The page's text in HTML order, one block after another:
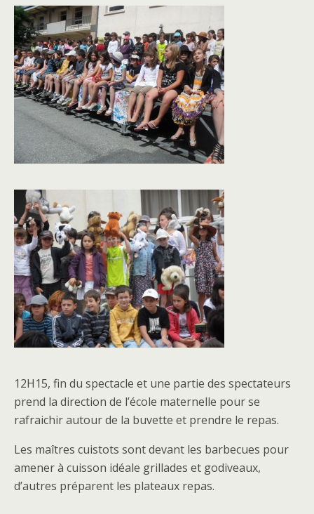
12H15, fin du spectacle et une partie des spectateurs
prend la direction de l’école maternelle pour se
rafraichir autour de la buvette et prendre le repas.
Les maîtres cuistots sont devant les barbecues pour
amener à cuisson idéale grillades et godiveaux,
d’autres préparent les plateaux repas.